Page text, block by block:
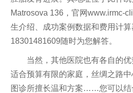
Matrosova 136，官网www.irmc-
生介绍、成功案例数据和费用计
18301481609随时为您解答。
当然，其他医院也有各自的
适合预算有限的家庭，丝绸之路
图诊所擅长温和方案……您可以结